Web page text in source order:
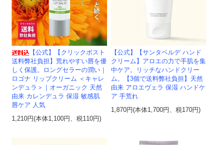
【公式】【クリックポスト
送料弊社負担】荒れやすい唇を優
しく保護。ロングセラーの潤い｜
ロゴナ リップクリーム ＜キャレ
ンデュラ＞｜オーガニック 天然
由来 カレンデュラ 保湿 敏感肌
唇ケア 人気
1,210円(本体1,100円、税110円)
【公式】【サンタベルデ ハンド
クリーム】アロエの力で手肌を集
中ケア。リッチなハンドクリー
ム。【3個で送料弊社負担】天然
由来 アロエヴェラ 保湿 ハンドケ
ア 手荒れ
1,870円(本体1,700円、税170円)